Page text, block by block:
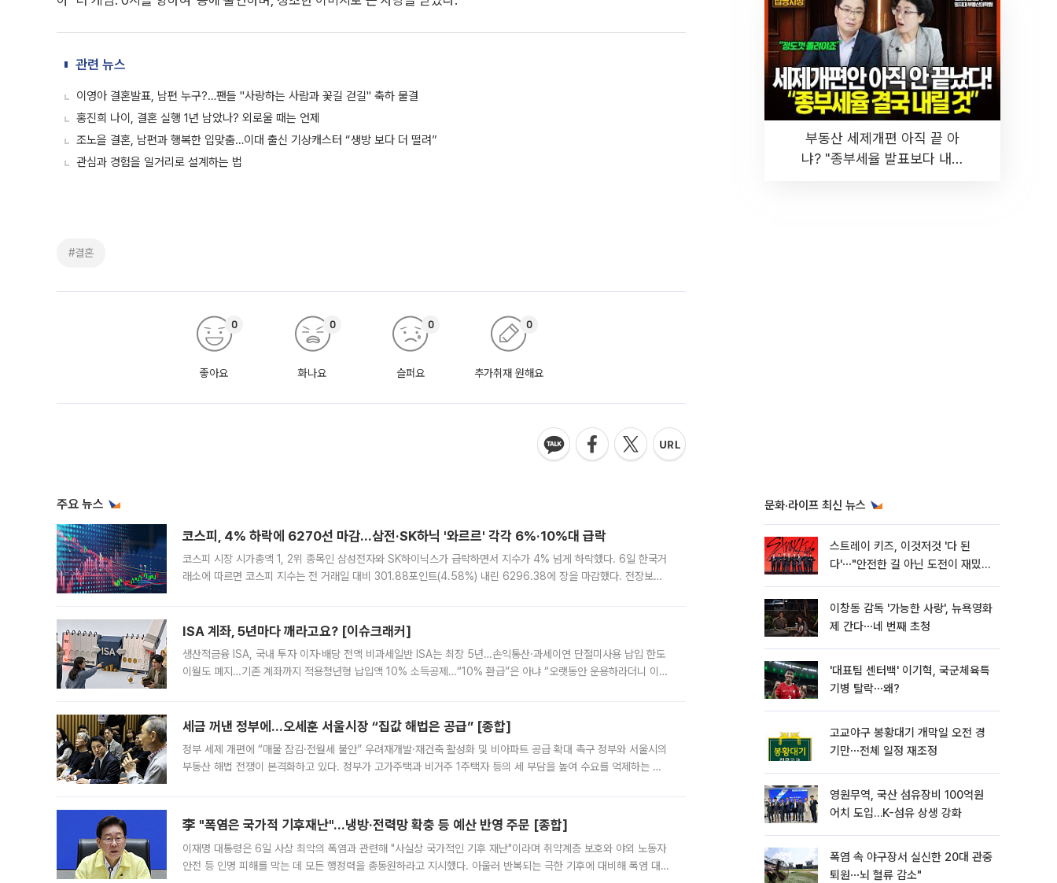
관련 뉴스
이영아 결혼발표, 남편 누구?…팬들 "사랑하는 사람과 꽃길 걷길" 축하 물결
홍진희 나이, 결혼 실행 1년 남았나? 외로울 때는 언제
조노을 결혼, 남편과 행복한 입맞춤…이대 출신 기상캐스터 “생방 보다 더 떨려”
관심과 경험을 일거리로 설계하는 법
#결혼
좋아요
0
화나요
0
슬퍼요
0
추가취재 원해요
0
주요 뉴스
코스피, 4% 하락에 6270선 마감…삼전·SK하닉 '와르르' 각각 6%·10%대 급락
코스피 시장 시가총액 1, 2위 종목인 삼성전자와 SK하이닉스가 급락하면서 지수가 4% 넘게 하락했다. 6일 한국거
래소에 따르면 코스피 지수는 전 거래일 대비 301.88포인트(4.58%) 내린 6296.38에 장을 마감했다. 전장보다
ISA 계좌, 5년마다 깨라고요? [이슈크래커]
생산적금융 ISA, 국내 투자 이자·배당 전액 비과세일반 ISA는 최장 5년…손익통산·과세이연 단절미사용 납입 한도
이월도 폐지…기존 계좌까지 적용청년형 납입액 10% 소득공제…“10% 환급”은 아냐 “오랫동안 운용하라더니 이제
세금 꺼낸 정부에…오세훈 서울시장 “집값 해법은 공급” [종합]
정부 세제 개편에 “매물 잠김·전월세 불안” 우려재개발·재건축 활성화 및 비아파트 공급 확대 촉구 정부와 서울시의
부동산 해법 전쟁이 본격화하고 있다. 정부가 고가주택과 비거주 1주택자 등의 세 부담을 높여 수요를 억제하는 카
李 "폭염은 국가적 기후재난"…냉방·전력망 확충 등 예산 반영 주문 [종합]
이재명 대통령은 6일 사상 최악의 폭염과 관련해 "사실상 국가적인 기후 재난"이라며 취약계층 보호와 야외 노동자
안전 등 인명 피해를 막는 데 모든 행정력을 총동원하라고 지시했다. 아울러 반복되는 극한 기후에 대비해 폭염 대응
부동산 세제개편 아직 끝 아
냐? "종부세율 발표보다 내릴
문화·라이프 최신 뉴스
스트레이 키즈, 이것저것 '다 된
다'⋯"안전한 길 아닌 도전이 재밌
이창동 감독 '가능한 사랑', 뉴욕영화
제 간다⋯네 번째 초청
'대표팀 센터백' 이기혁, 국군체육특
기병 탈락⋯왜?
고교야구 봉황대기 개막일 오전 경
기만⋯전체 일정 재조정
영원무역, 국산 섬유장비 100억원
어치 도입…K-섬유 상생 강화
폭염 속 야구장서 실신한 20대 관중
퇴원⋯뇌 혈류 감소"